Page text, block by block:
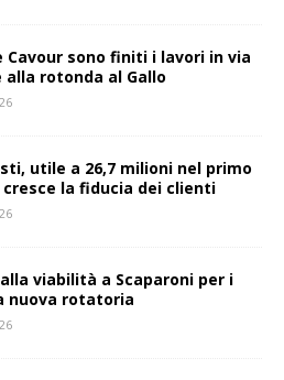
Cavour sono finiti i lavori in via
alla rotonda al Gallo
utile a 26,7 milioni nel primo
la fiducia dei clienti
viabilità a Scaparoni per i
nuova rotatoria